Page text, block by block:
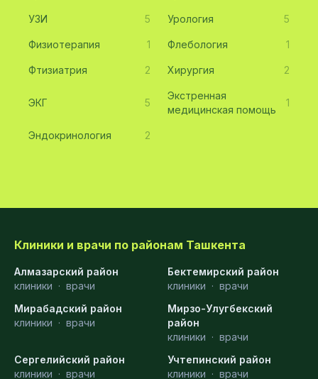
УЗИ 5 Урология 5
Физиотерапия 1 Флебология 1
Фтизиатрия 2 Хирургия 2
ЭКГ 5
Экстренная
медицинская помощь
1
Эндокринология 2
Клиники и врачи по районам Ташкента
Алмазарский район
клиники · врачи
Бектемирский район
клиники · врачи
Мирабадский район
клиники · врачи
Мирзо-Улугбекский
район
клиники · врачи
Сергелийский район
клиники · врачи
Учтепинский район
клиники · врачи